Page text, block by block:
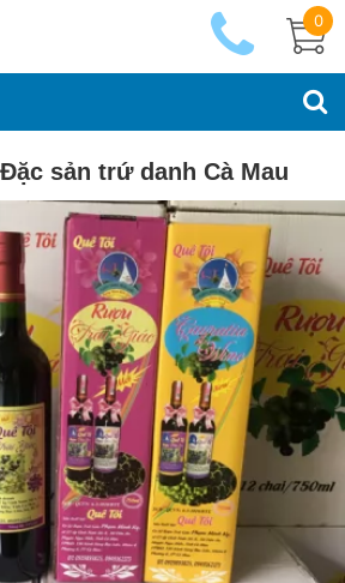
0
sản trứ danh Cà Mau